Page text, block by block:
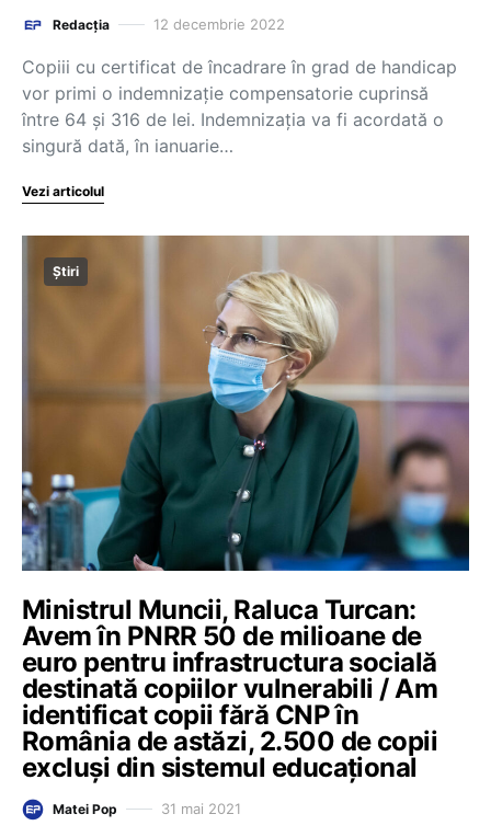
Redacția 12 decembrie 2022
Copiii cu certificat de încadrare în grad de handicap
vor primi o indemnizație compensatorie cuprinsă
între 64 și 316 de lei. Indemnizația va fi acordată o
singură dată, în ianuarie…
Vezi articolul
Știri
Ministrul Muncii, Raluca Turcan:
Avem în PNRR 50 de milioane de
euro pentru infrastructura socială
destinată copiilor vulnerabili / Am
identificat copii fără CNP în
România de astăzi, 2.500 de copii
excluși din sistemul educațional
Matei Pop 31 mai 2021